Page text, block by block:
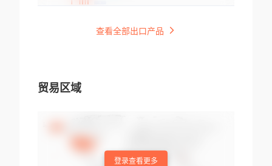
查看全部出口产品
贸易区域
登录查看更多